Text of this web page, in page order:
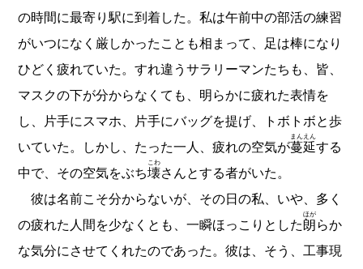
の時間に最寄り駅に到着した。私は午前中の部活の練習
がいつになく厳しかったことも相まって、足は棒になり
ひどく疲れていた。すれ違うサラリーマンたちも、皆、
マスクの下が分からなくても、明らかに疲れた表情を
し、片手にスマホ、片手にバッグを提げ、トボトボと歩
いていた。しかし、たった一人、疲れの空気が蔓延
まんえん
する
中で、その空気をぶち壊
こわ
さんとする者がいた。
彼は名前こそ分からないが、その日の私、いや、多く
の疲れた人間を少なくとも、一瞬ほっこりとした朗
ほが
らか
な気分にさせてくれたのであった。彼は、そう、工事現